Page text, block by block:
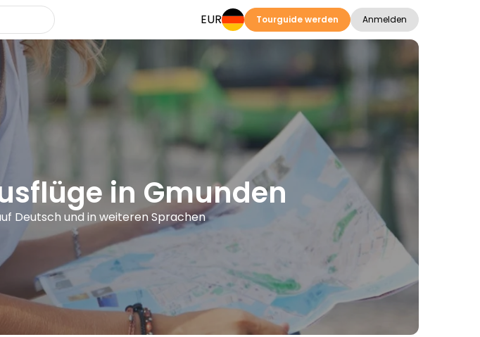
EUR Tourguide werden Anmelden
in Gmunden
Deutsch und in weiteren Sprachen